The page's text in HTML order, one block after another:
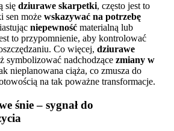
się dziurawe skarpetki, często jest to
sen może wskazywać na potrzebę
niepewność materialną lub
to przypomnienie, aby kontrolować
Co więcej, dziurawe
symbolizować nadchodzące zmiany w
nieplanowana ciąża, co zmusza do
na tak poważne transformacje.
śnie – sygnał do